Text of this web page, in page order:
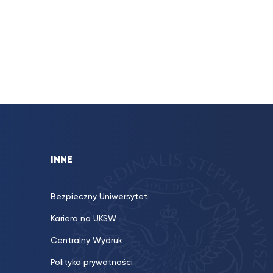
INNE
Bezpieczny Uniwersytet
Kariera na UKSW
Centralny Wydruk
Polityka prywatności